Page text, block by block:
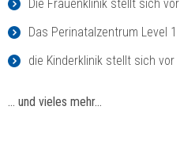
Die Frauenklinik stellt sich vor
Das Perinatalzentrum Level 1
die Kinderklinik stellt sich vor
… und vieles mehr…